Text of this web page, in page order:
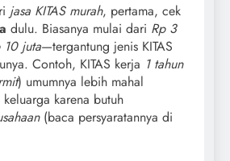
jasa KITAS murah, pertama, cek
dulu. Biasanya mulai dari Rp 3
10 juta—tergantung jenis KITAS
Contoh, KITAS kerja 1 tahun
) umumnya lebih mahal
karena butuh
(baca persyaratannya di